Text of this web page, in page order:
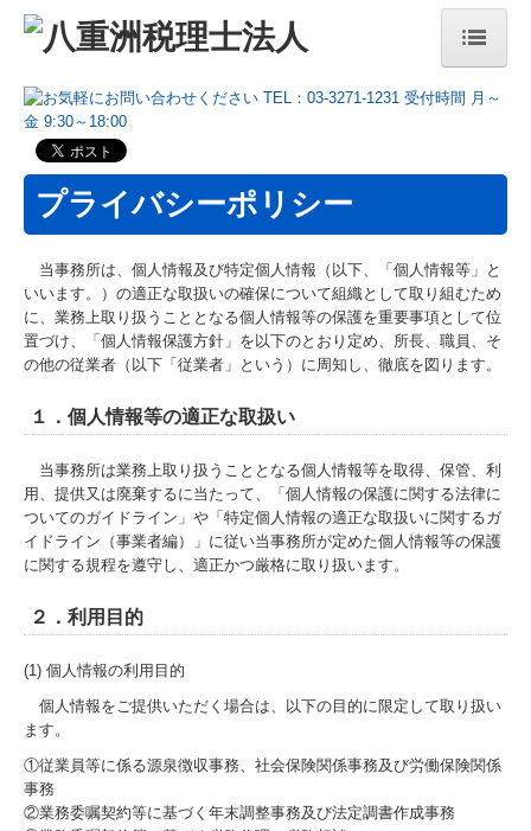
ホーム
サービス案内
サービス紹介
料金について
法人案内
法人概要
代表社員あいさつ
社内プロジェクト
代表社員のひとこと
トピックス
採用案内
税務調査事例
法人税関係
プライバシーポリシー
当事務所は、個人情報及び特定個人情報（以下、「個人情報等」と
いいます。）の適正な取扱いの確保について組織として取り組むため
に、業務上取り扱うこととなる個人情報等の保護を重要事項として位
置づけ、「個人情報保護方針」を以下のとおり定め、所長、職員、そ
の他の従業者（以下「従業者」という）に周知し、徹底を図ります。
１．個人情報等の適正な取扱い
当事務所は業務上取り扱うこととなる個人情報等を取得、保管、利
用、提供又は廃棄するに当たって、「個人情報の保護に関する法律に
ついてのガイドライン」や「特定個人情報の適正な取扱いに関するガ
イドライン（事業者編）」に従い当事務所が定めた個人情報等の保護
に関する規程を遵守し、適正かつ厳格に取り扱います。
２．利用目的
(1) 個人情報の利用目的
個人情報をご提供いただく場合は、以下の目的に限定して取り扱い
ます。
①従業員等に係る源泉徴収事務、社会保険関係事務及び労働保険関係
事務
②業務委嘱契約等に基づく年末調整事務及び法定調書作成事務